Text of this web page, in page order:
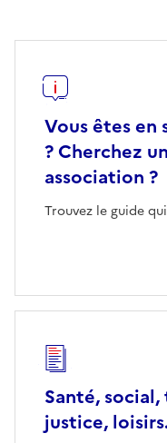
Vous êtes
? Cherchez
association ?
Trouvez le guide
Santé,
justice,